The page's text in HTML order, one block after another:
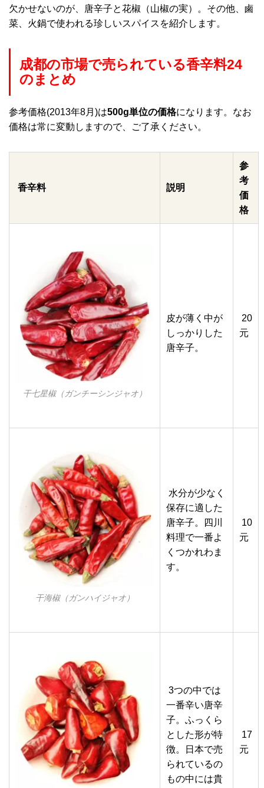
欠かせないのが、唐辛子と花椒（山椒の実）。その他、鹵
菜、火鍋で使われる珍しいスパイスを紹介します。
成都の市場で売られている香辛料24
のまとめ
参考価格(2013年8月)は500g単位の価格になります。なお
価格は常に変動しますので、ご了承ください。
香辛料 説明
参
考
価
格
干七星椒（ガンチーシンジャオ）
皮が薄く中が
しっかりした
唐辛子。
20
元
干海椒（ガンハイジャオ）
水分が少なく
保存に適した
唐辛子。四川
料理で一番よ
くつかれわま
す。
10
元
3つの中では
一番辛い唐辛
子。ふっくら
とした形が特
徴。日本で売
られているの
もの中には貴
17
元